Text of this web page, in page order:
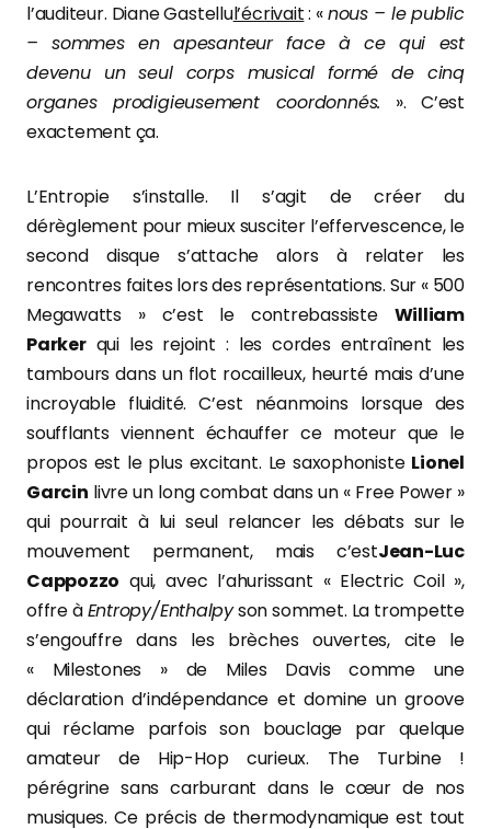
l’auditeur. Diane Gastellul’écrivait: «nous – le public
– sommes en apesanteur face à ce qui est
devenu un seul corps musical formé de cinq
organes prodigieusement coordonnés. ». C’est
exactement ça.
L’Entropie s’installe. Il s’agit de créer du
dérèglement pour mieux susciter l’effervescence, le
second disque s’attache alors à relater les
rencontres faites lors des représentations. Sur « 500
Megawatts » c’est le contrebassiste William
Parkerqui les rejoint : les cordes entraînent les
tambours dans un flot rocailleux, heurté mais d’une
incroyable fluidité. C’est néanmoins lorsque des
soufflants viennent échauffer ce moteur que le
propos est le plus excitant. Le saxophoniste Lionel
Garcin livre un long combat dans un « Free Power »
qui pourrait à lui seul relancer les débats sur le
mouvement permanent, mais c’estJean-Luc
Cappozzo qui, avec l’ahurissant « Electric Coil »,
offre àEntropy/Enthalpyson sommet. La trompette
s’engouffre dans les brèches ouvertes, cite le
« Milestones » de Miles Davis comme une
déclaration d’indépendance et domine un groove
qui réclame parfois son bouclage par quelque
amateur de Hip-Hop curieux. The Turbine !
pérégrine sans carburant dans le cœur de nos
musiques. Ce précis de thermodynamique est tout